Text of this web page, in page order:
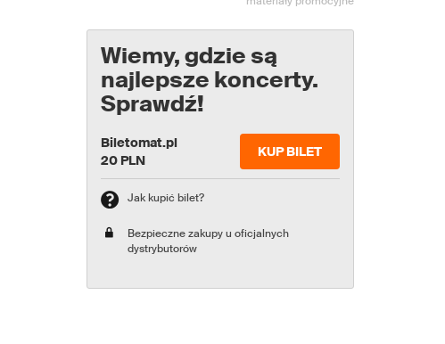
Wiemy, gdzie są
najlepsze koncerty.
Sprawdź!
Biletomat.pl
20 PLN
KUP BILET
Jak kupić bilet?
Bezpieczne zakupy u oficjalnych
dystrybutorów